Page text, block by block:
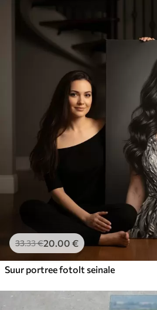
33.33€20 .00 €
Suur portree fotolt seinale